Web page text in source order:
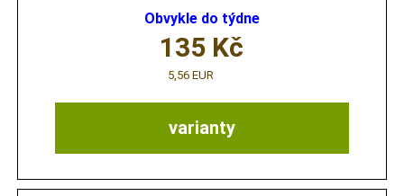
Obvykle do týdne
varianty
135 Kč
5,56 EUR